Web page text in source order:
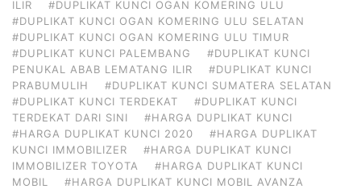
ILIR
#DUPLIKAT KUNCI OGAN KOMERING ULU
#DUPLIKAT KUNCI OGAN KOMERING ULU SELATAN
#DUPLIKAT KUNCI OGAN KOMERING ULU TIMUR
#DUPLIKAT KUNCI PALEMBANG
#DUPLIKAT KUNCI
PENUKAL ABAB LEMATANG ILIR
#DUPLIKAT KUNCI
PRABUMULIH
#DUPLIKAT KUNCI SUMATERA SELATAN
#DUPLIKAT KUNCI TERDEKAT
#DUPLIKAT KUNCI
TERDEKAT DARI SINI
#HARGA DUPLIKAT KUNCI
#HARGA DUPLIKAT KUNCI 2020
#HARGA DUPLIKAT
KUNCI IMMOBILIZER
#HARGA DUPLIKAT KUNCI
IMMOBILIZER TOYOTA
#HARGA DUPLIKAT KUNCI
MOBIL
#HARGA DUPLIKAT KUNCI MOBIL AVANZA